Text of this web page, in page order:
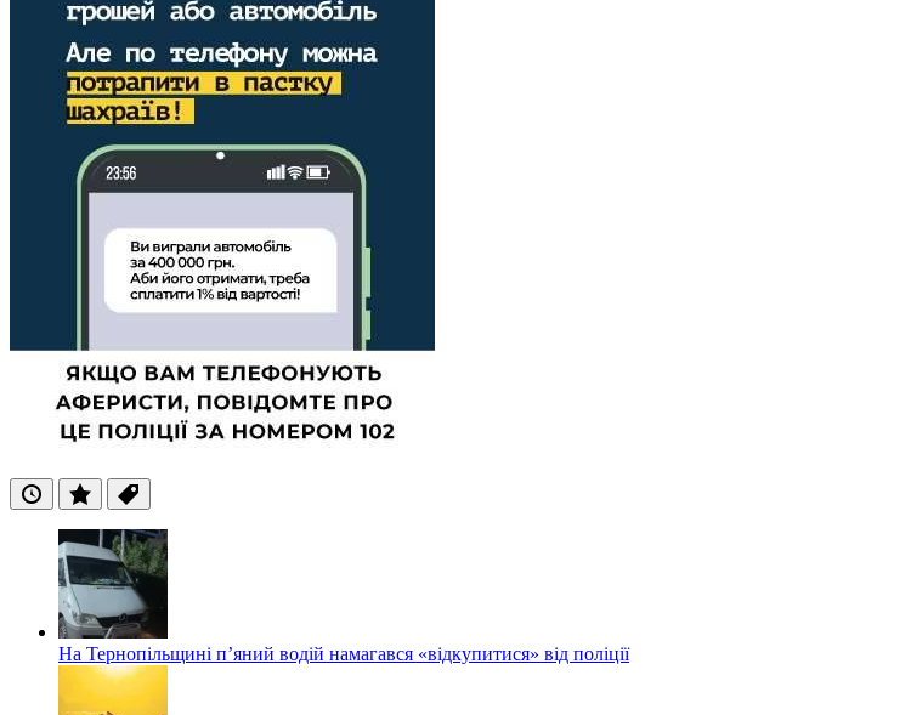
ОстанніПопулярні
Теги
На Тернопільщині п’яний водій намагався «відкупитися» від поліції